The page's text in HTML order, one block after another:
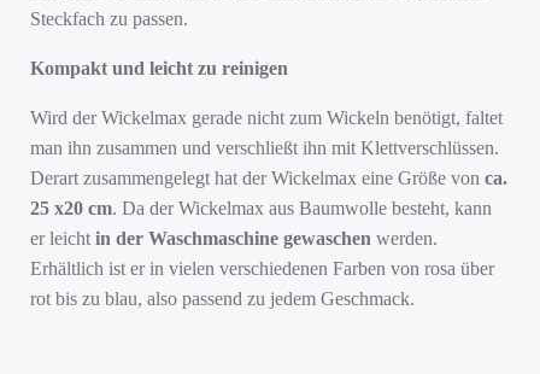
Steckfach zu passen.
Kompakt und leicht zu reinigen
Wird der Wickelmax gerade nicht zum Wickeln benötigt, faltet
man ihn zusammen und verschließt ihn mit Klettverschlüssen.
Derart zusammengelegt hat der Wickelmax eine Größe von ca.
25 x20 cm. Da der Wickelmax aus Baumwolle besteht, kann
er leicht in der Waschmaschine gewaschen werden.
Erhältlich ist er in vielen verschiedenen Farben von rosa über
rot bis zu blau, also passend zu jedem Geschmack.